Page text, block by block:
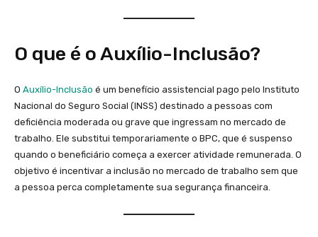
O que é o Auxílio-Inclusão?
O Auxílio-Inclusão é um benefício assistencial pago pelo Instituto
Nacional do Seguro Social (INSS) destinado a pessoas com
deficiência moderada ou grave que ingressam no mercado de
trabalho. Ele substitui temporariamente o BPC, que é suspenso
quando o beneficiário começa a exercer atividade remunerada. O
objetivo é incentivar a inclusão no mercado de trabalho sem que
a pessoa perca completamente sua segurança financeira.